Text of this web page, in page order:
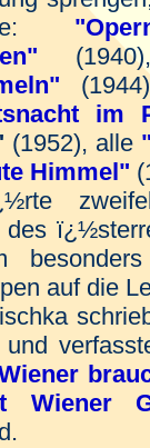
im
(1952), alle
Himmel"
des
auf die
und
Wiener